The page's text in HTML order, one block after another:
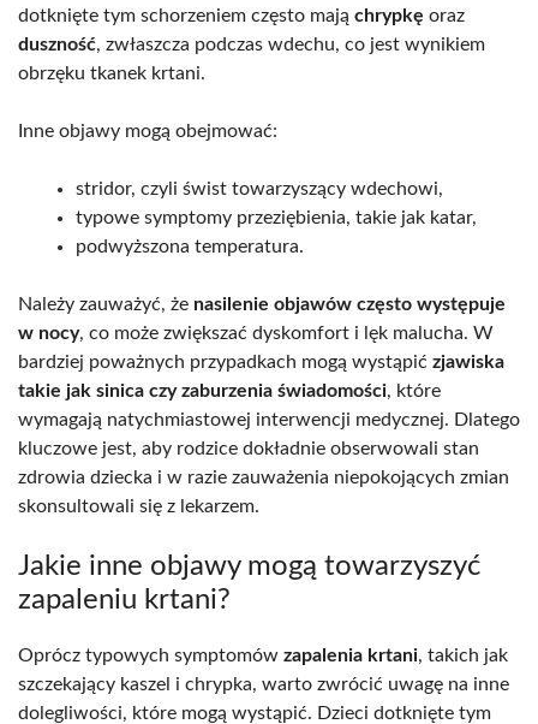
dotknięte tym schorzeniem często mają chrypkę oraz
duszność, zwłaszcza podczas wdechu, co jest wynikiem
obrzęku tkanek krtani.
Inne objawy mogą obejmować:
stridor, czyli świst towarzyszący wdechowi,
typowe symptomy przeziębienia, takie jak katar,
podwyższona temperatura.
Należy zauważyć, że nasilenie objawów często występuje
w nocy, co może zwiększać dyskomfort i lęk malucha. W
bardziej poważnych przypadkach mogą wystąpić zjawiska
takie jak sinica czy zaburzenia świadomości, które
wymagają natychmiastowej interwencji medycznej. Dlatego
kluczowe jest, aby rodzice dokładnie obserwowali stan
zdrowia dziecka i w razie zauważenia niepokojących zmian
skonsultowali się z lekarzem.
Jakie inne objawy mogą towarzyszyć
zapaleniu krtani?
Oprócz typowych symptomów zapalenia krtani, takich jak
szczekający kaszel i chrypka, warto zwrócić uwagę na inne
dolegliwości, które mogą wystąpić. Dzieci dotknięte tym